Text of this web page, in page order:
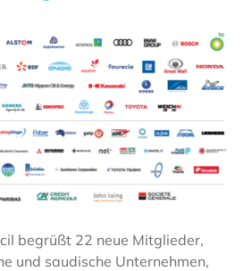
begrüßt 22 neue Mitglieder,
und saudische Unternehmen,